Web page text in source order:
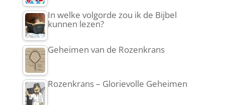
In welke volgorde zou ik de Bijbel
kunnen lezen?
Geheimen van de Rozenkrans
Rozenkrans – Glorievolle Geheimen